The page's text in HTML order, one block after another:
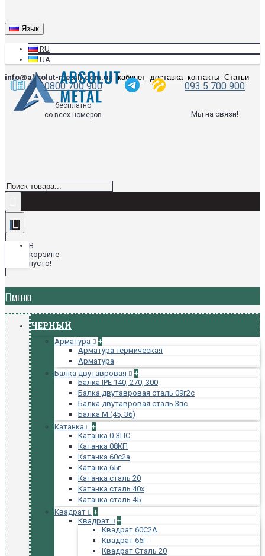
Язык
RU
UA
info@absolut-metall.com.ua
кабинет доставка контакты Статьи
0800 700 900 093 5 700 900
бесплатно
со всех номеров
Мы на связи!
В
корзине
пусто!
МЕНЮ
ЧЕРНЫЙ
Арматура
+
Арматура термическая
Арматура
Балка двутавровая
+
Балка IPE 140, 270, 300
Балка двутавровая сталь 09г2с
Балка двутавровая сталь 3пс
Балка М (45, 36)
Катанка
+
Катанка 0-3ПС
Катанка 08КП
Катанка 60с2а
Катанка 65г
Катанка сталь 20
Катанка сталь 40х
Катанка сталь 45
Квадрат
+
Квадрат
+
Квадрат 60С2А
Квадрат 65Г
Квадрат Сталь 20